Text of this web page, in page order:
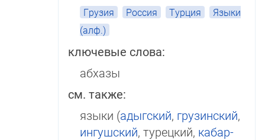
Грузия Россия Турция
Языки
(алф.)
ключевые слова:
абхазы
см. также:
языки (адыг­ский, гру­зин­ский,
ингушский, турецкий, ка­бар­